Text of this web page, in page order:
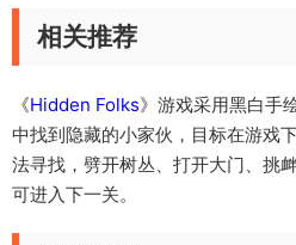
相关推荐
《Hidden Folks》游戏采用黑白手
中找到隐藏的小家伙，目标在游戏
法寻找，劈开树丛、打开大门、挑
可进入下一关。